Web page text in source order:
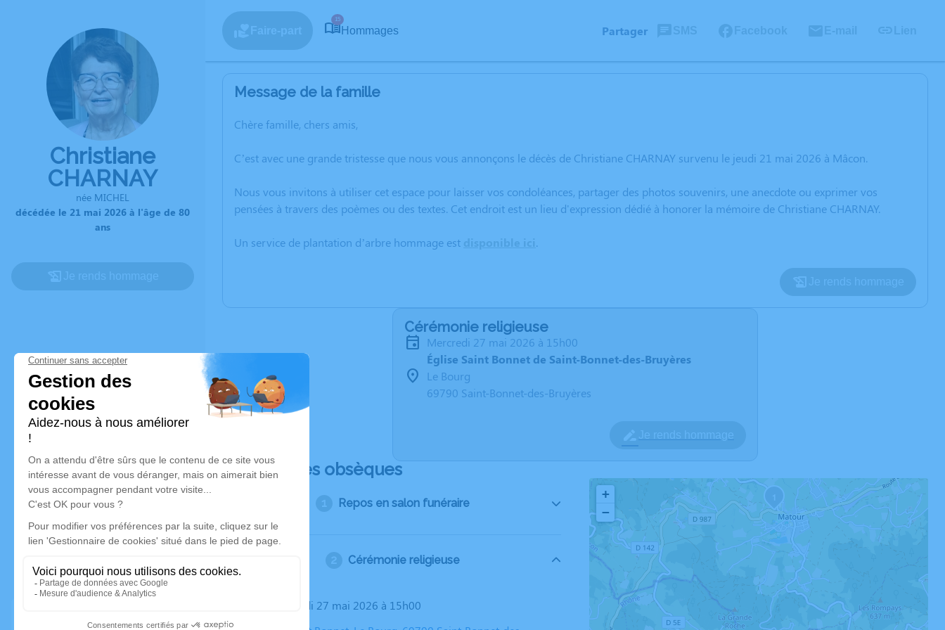
Christiane
CHARNAY
née MICHEL
décédée le 21 mai 2026 à l'âge de 80
ans
15
Hommages Partager
Message de la famille
Chère famille, chers amis,
C’est avec une grande tristesse que nous vous annonçons le décès de Christiane CHARNAY survenu le jeudi 21 mai 2026 à Mâcon.
Nous vous invitons à utiliser cet espace pour laisser vos condoléances, partager des photos souvenirs, une anecdote ou exprimer vos
pensées à travers des poèmes ou des textes. Cet endroit est un lieu d'expression dédié à honorer la mémoire de Christiane CHARNAY.
Un service de plantation d’arbre hommage est .
Cérémonie religieuse
mercredi 27 mai 2026 à 15h00
Église Saint Bonnet de Saint-Bonnet-des-Bruyères
Le Bourg
69790 Saint-Bonnet-des-Bruyères
Déroulé des obsèques
Repos en salon funéraire
Cérémonie religieuse
Le mercredi 27 mai 2026 à 15h00
+
−